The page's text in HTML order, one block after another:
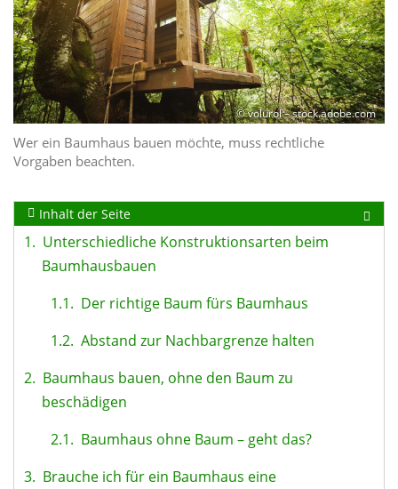
© volurol – stock.adobe.com
Wer ein Baumhaus bauen möchte, muss rechtliche
Vorgaben beachten.
Inhalt der Seite
1. Unterschiedliche Konstruktionsarten beim
Baumhausbauen
1.1. Der richtige Baum fürs Baumhaus
1.2. Abstand zur Nachbargrenze halten
2. Baumhaus bauen, ohne den Baum zu
beschädigen
2.1. Baumhaus ohne Baum – geht das?
3. Brauche ich für ein Baumhaus eine